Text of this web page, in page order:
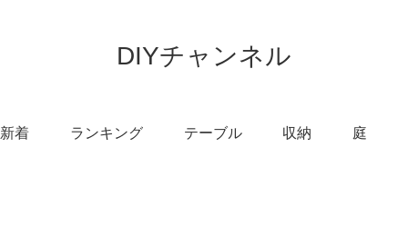
DIYチャンネル
新着 ランキング テーブル 収納 庭